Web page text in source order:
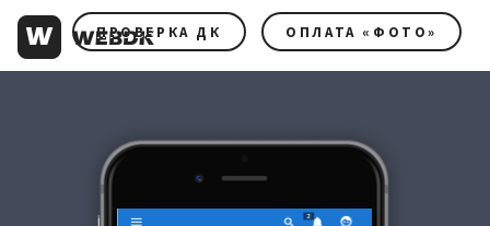
ПРОВЕРКА ДК ОПЛАТА «ФОТО»